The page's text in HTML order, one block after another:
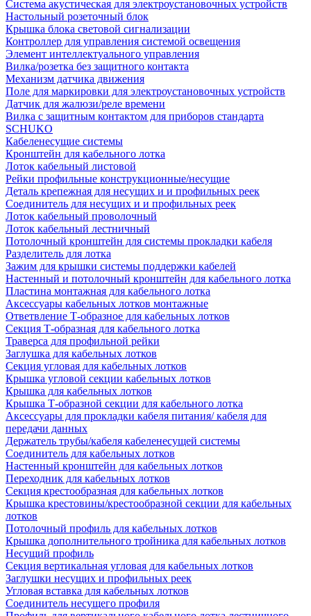
Система акустическая для электроустановочных устройств
Настольный розеточный блок
Крышка блока световой сигнализации
Контроллер для управления системой освещения
Элемент интеллектуального управления
Вилка/розетка без защитного контакта
Механизм датчика движения
Поле для маркировки для электроустановочных устройств
Датчик для жалюзи/реле времени
Вилка с защитным контактом для приборов стандарта
SCHUKO
Кабеленесущие системы
Кронштейн для кабельного лотка
Лоток кабельный листовой
Рейки профильные конструкционные/несущие
Деталь крепежная для несущих и и профильных реек
Соединитель для несущих и и профильных реек
Лоток кабельный проволочный
Лоток кабельный лестничный
Потолочный кронштейн для системы прокладки кабеля
Разделитель для лотка
Зажим для крышки системы поддержки кабелей
Настенный и потолочный кронштейн для кабельного лотка
Пластина монтажная для кабельного лотка
Аксессуары кабельных лотков монтажные
Ответвление Т-образное для кабельных лотков
Секция Т-образная для кабельного лотка
Траверса для профильной рейки
Заглушка для кабельных лотков
Секция угловая для кабельных лотков
Крышка угловой секции кабельных лотков
Крышка для кабельных лотков
Крышка Т-образной секции для кабельного лотка
Аксессуары для прокладки кабеля питания/ кабеля для
передачи данных
Держатель трубы/кабеля кабеленесущей системы
Соединитель для кабельных лотков
Настенный кронштейн для кабельных лотков
Переходник для кабельных лотков
Секция крестообразная для кабельных лотков
Крышка крестовины/крестообразной секции для кабельных
лотков
Потолочный профиль для кабельных лотков
Крышка дополнительного тройника для кабельных лотков
Несущий профиль
Секция вертикальная угловая для кабельных лотков
Заглушки несущих и профильных реек
Угловая вставка для кабельных лотков
Соединитель несущего профиля